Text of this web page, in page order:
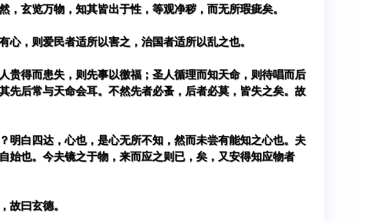
玄览万物，知其皆出于性，等观净秽，而无所瑕疵矣。
，则爱民者适所以害之，治国者适所以乱之也。
贵得而患失，则先事以徼福；圣人循理而知天命，则待唱而后
先后常与天命会耳。不然先者必蚤，后者必莫，皆失之矣。故
明白四达，心也，是心无所不知，然而未尝有能知之心也。夫
始也。今夫镜之于物，来而应之则已，矣，又安得知应物者
故曰玄德。